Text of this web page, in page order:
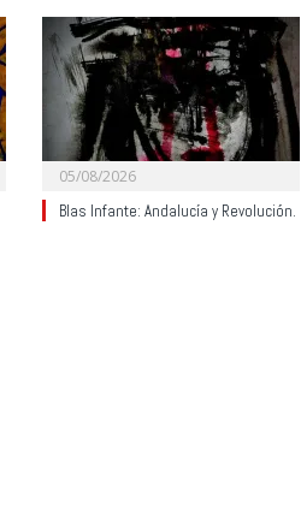
05/08/2026
Blas Infante: Andalucía y Revolución.